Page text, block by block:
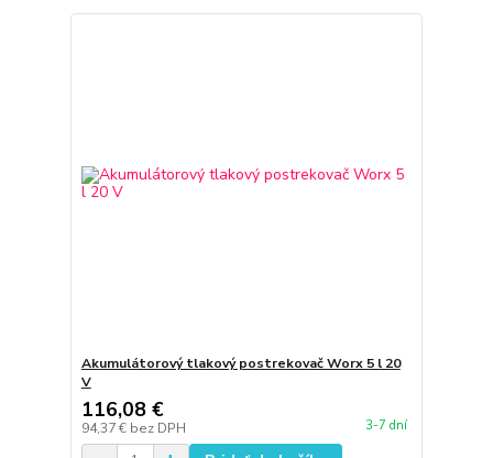
Akumulátorový tlakový postrekovač Worx 5 l 20
V
116,08 €
94,37 € bez DPH 3-7 dní